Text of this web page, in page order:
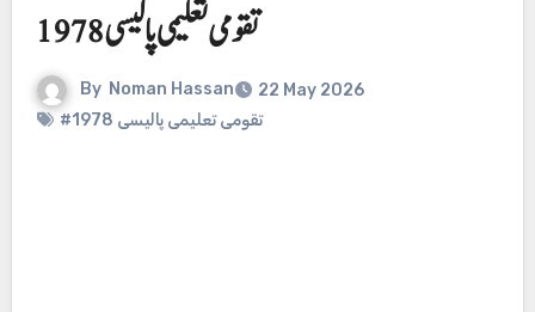
تقومی تعلیمی پالیسی 1978
By Noman Hassan
22 May 2026
#تقومی تعلیمی پالیسی 1978